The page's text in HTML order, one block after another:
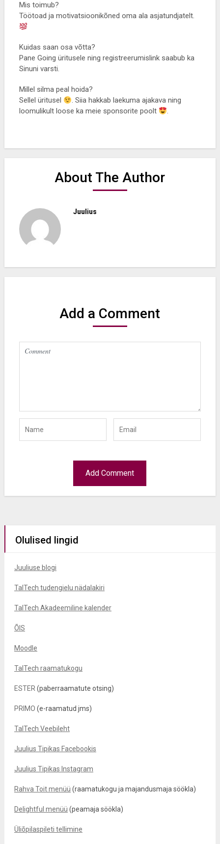
Mis toimub?
Töötoad ja motivatsioonikõned oma ala asjatundjatelt.
Kuidas saan osa võtta?
Pane Going üritusele ning registreerumislink saabub ka
Sinuni varsti.
Millel silma peal hoida?
Sellel üritusel
. Siia hakkab laekuma ajakava ning
loomulikult loose ka meie sponsorite poolt
.
About The Author
Juulius
Add a Comment
Olulised lingid
Juuliuse blogi
TalTech tudengielu nädalakiri
TalTech Akadeemiline kalender
ÕIS
Moodle
TalTech raamatukogu
ESTER (paberraamatute otsing)
PRIMO (e-raamatud jms)
TalTech Veebileht
Juulius Tipikas Facebookis
Juulius Tipikas Instagram
Rahva Toit menüü (raamatukogu ja majandusmaja söökla)
Delightful menüü (peamaja söökla)
Üliõpilaspileti tellimine